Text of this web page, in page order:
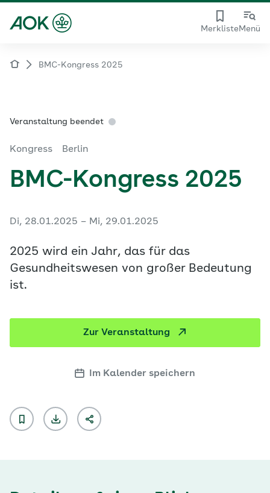
MerklisteMenü
BMC-Kongress 2025
Veranstaltung beendet
Kongress Berlin
BMC-Kongress 2025
Di, 28.01.2025 – Mi, 29.01.2025
2025 wird ein Jahr, das für das
Gesundheitswesen von großer Bedeutung
ist.
Zur Veranstaltung
Im Kalender speichern